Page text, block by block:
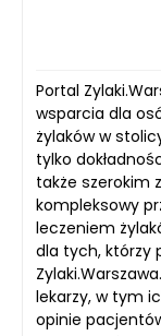
Portal
wsparcia dla
żylaków w
tylko
także szerokim
kompleksowy
leczeniem
dla tych, którzy
lekarzy, w tym
opinie